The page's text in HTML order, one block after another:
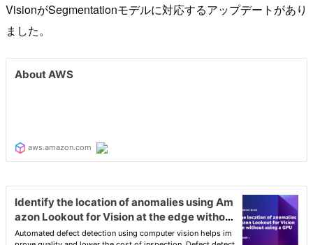
VisionがSegmentationモデルに対応するアップデートがあり
ました。